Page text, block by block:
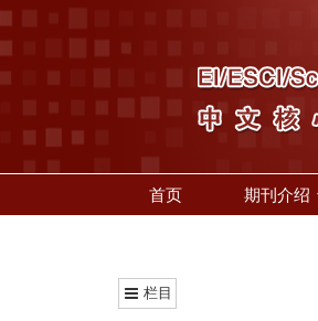
首页 期刊介绍
栏目